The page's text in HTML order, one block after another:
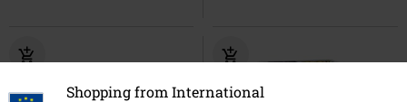
Shopping from International